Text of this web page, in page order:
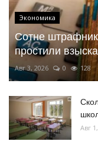
Экономика
Сотне
простили
Авг 3, 2026 0 128
Авг